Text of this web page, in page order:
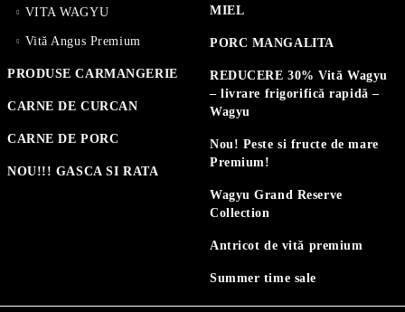
VITA WAGYU
Vită Angus Premium
PRODUSE CARMANGERIE
CARNE DE CURCAN
CARNE DE PORC
NOU!!! GASCA SI RATA
MIEL
PORC MANGALITA
REDUCERE 30% Vită Wagyu
– livrare frigorifică rapidă –
Wagyu
Nou! Peste si fructe de mare
Premium!
Wagyu Grand Reserve
Collection
Antricot de vită premium
Summer time sale